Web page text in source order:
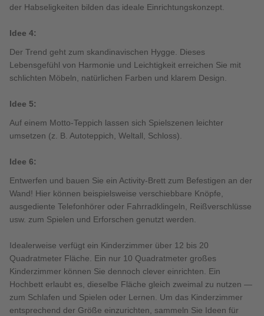
der Habseligkeiten bilden das ideale Einrichtungskonzept.
Idee 4:
Der Trend geht zum skandinavischen Hygge. Dieses
Lebensgefühl von Harmonie und Leichtigkeit erreichen Sie mit
schlichten Möbeln, natürlichen Farben und klarem Design.
Idee 5:
Auf einem Motto-Teppich lassen sich Spielszenen leichter
umsetzen (z. B. Autoteppich, Weltall, Schloss).
Idee 6:
Entwerfen und bauen Sie ein Activity-Brett zum Befestigen an der
Wand! Hier können beispielsweise verschiebbare Knöpfe,
ausgediente Telefonhörer oder Fahrradklingeln, Reißverschlüsse
usw. zum Spielen und Erforschen genutzt werden.
Idealerweise verfügt ein Kinderzimmer über 12 bis 20
Quadratmeter Fläche. Ein nur 10 Quadratmeter großes
Kinderzimmer können Sie dennoch clever einrichten. Ein
Hochbett erlaubt es, dieselbe Fläche gleich zweimal zu nutzen —
zum Schlafen und Spielen oder Lernen. Um das Kinderzimmer
entsprechend der Größe einzurichten, sammeln Sie Ideen für